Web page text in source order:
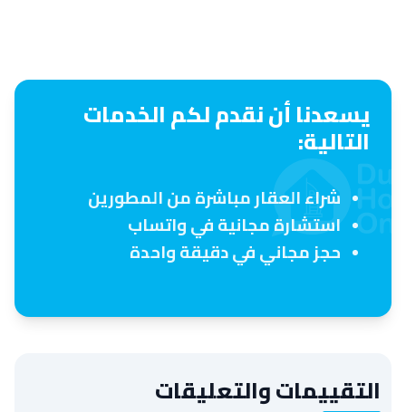
يسعدنا أن نقدم لكم الخدمات
التالية:
شراء العقار مباشرة من المطورين
استشارة مجانية في واتساب
حجز مجاني في دقيقة واحدة
التقييمات والتعليقات